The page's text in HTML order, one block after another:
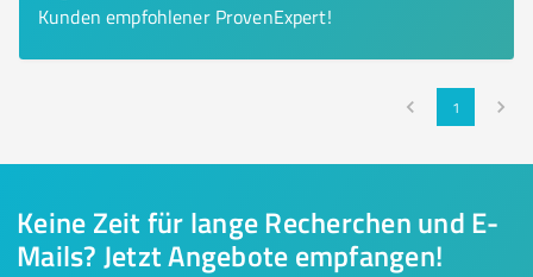
Kunden empfohlener ProvenExpert!
1
Keine Zeit für lange Recherchen und E-
Mails? Jetzt Angebote empfangen!